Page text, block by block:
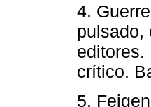
4.
pulsado,
editores.
crítico.
5.